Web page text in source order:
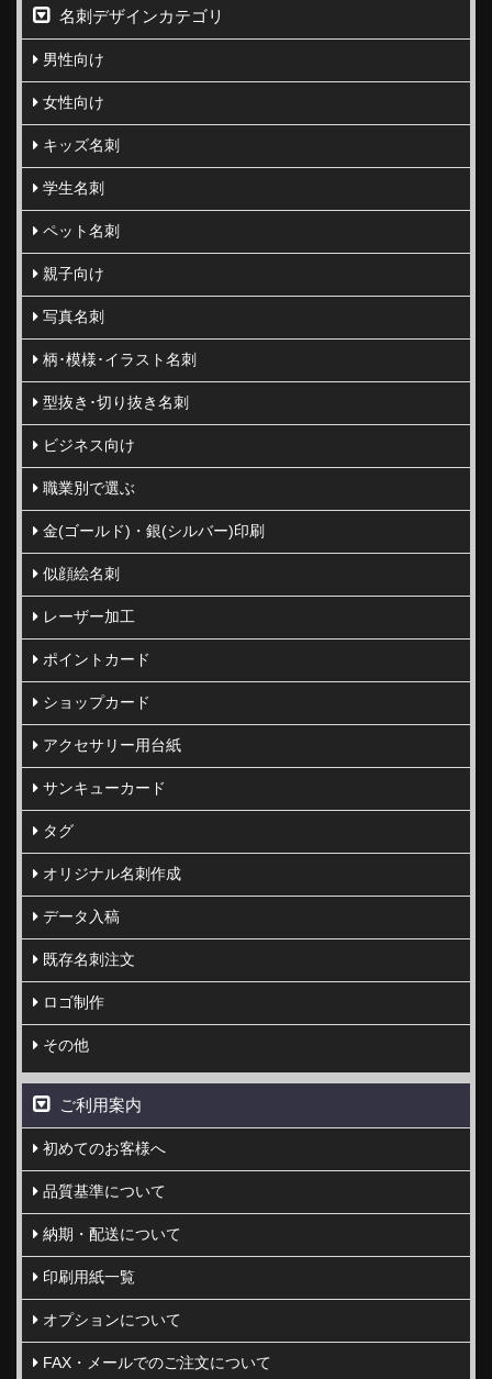
名刺デザインカテゴリ
男性向け
女性向け
キッズ名刺
学生名刺
ペット名刺
親子向け
写真名刺
柄･模様･イラスト名刺
型抜き･切り抜き名刺
ビジネス向け
職業別で選ぶ
金(ゴールド)・銀(シルバー)印刷
似顔絵名刺
レーザー加工
ポイントカード
ショップカード
アクセサリー用台紙
サンキューカード
タグ
オリジナル名刺作成
データ入稿
既存名刺注文
ロゴ制作
その他
ご利用案内
初めてのお客様へ
品質基準について
納期・配送について
印刷用紙一覧
オプションについて
FAX・メールでのご注文について